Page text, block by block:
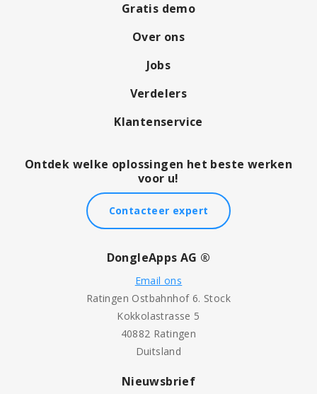
Gratis demo
Over ons
Jobs
Verdelers
Klantenservice
Ontdek welke oplossingen het beste werken
voor u!
Contacteer expert
DongleApps AG ®
Email ons
Ratingen Ostbahnhof 6. Stock
Kokkolastrasse 5
40882 Ratingen
Duitsland
Nieuwsbrief